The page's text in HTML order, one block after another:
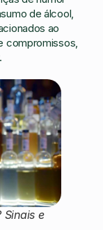
de álcool,
ao
compromissos,
Sinais e